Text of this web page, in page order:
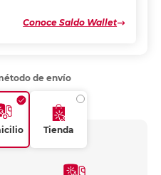
Conoce Saldo Wallet
de envío
Tienda